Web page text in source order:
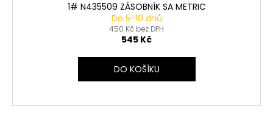
1# N435509 ZÁSOBNÍK SA METRIC
Do 5-10 dnů
450 Kč bez DPH
545 Kč
DO KOŠÍKU